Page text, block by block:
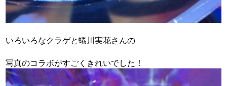
いろいろなクラゲと蜷川実花さんの
写真のコラボがすごくきれいでした！